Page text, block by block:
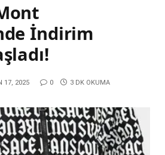
İndirim
17, 2025 0 3 DK OKUMA